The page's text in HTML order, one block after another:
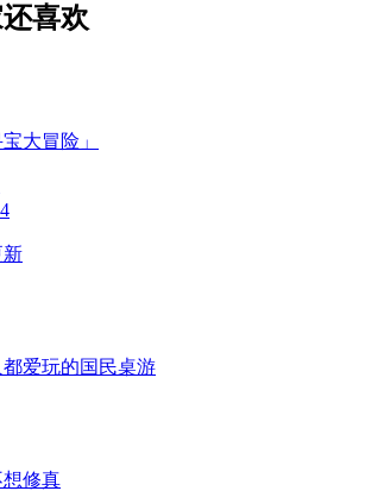
喜欢
大冒险」
新
爱玩的国民桌游
修真